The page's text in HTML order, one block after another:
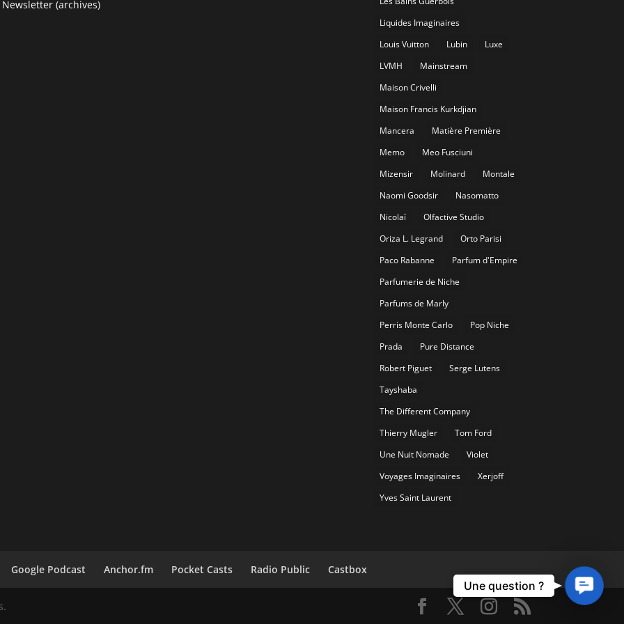
Newsletter (archives)
Liquides Imaginaires
Louis Vuitton
Lubin
Luxe
LVMH
Mainstream
Maison Crivelli
Maison Francis Kurkdjian
Mancera
Matière Première
Memo
Meo Fusciuni
Mizensir
Molinard
Montale
Naomi Goodsir
Nasomatto
Nicolaï
Olfactive Studio
Oriza L. Legrand
Orto Parisi
Paco Rabanne
Parfum d'Empire
Parfumerie de Niche
Parfums de Marly
Perris Monte Carlo
Pop Niche
Prada
Pure Distance
Robert Piguet
Serge Lutens
Tayshaba
The Different Company
Thierry Mugler
Tom Ford
Une Nuit Nomade
Violet
Voyages Imaginaires
Xerjoff
Yves Saint Laurent
Google Podcast Anchor.fm Pocket Casts Radio Public Castbox
Contact
Us
Une question ?